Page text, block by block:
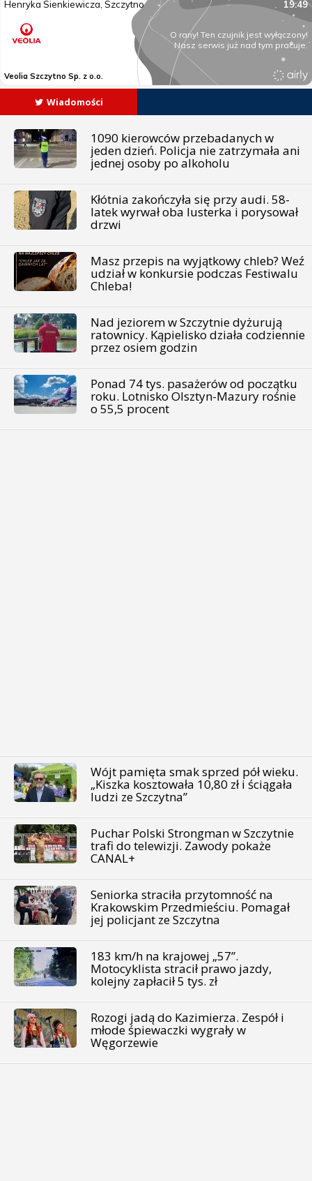
Wiadomości
1090 kierowców przebadanych w
jeden dzień. Policja nie zatrzymała ani
jednej osoby po alkoholu
Kłótnia zakończyła się przy audi. 58-
latek wyrwał oba lusterka i porysował
drzwi
Masz przepis na wyjątkowy chleb? Weź
udział w konkursie podczas Festiwalu
Chleba!
Nad jeziorem w Szczytnie dyżurują
ratownicy. Kąpielisko działa codziennie
przez osiem godzin
Ponad 74 tys. pasażerów od początku
roku. Lotnisko Olsztyn-Mazury rośnie
o 55,5 procent
Wójt pamięta smak sprzed pół wieku.
„Kiszka kosztowała 10,80 zł i ściągała
ludzi ze Szczytna”
Puchar Polski Strongman w Szczytnie
trafi do telewizji. Zawody pokaże
CANAL+
Seniorka straciła przytomność na
Krakowskim Przedmieściu. Pomagał
jej policjant ze Szczytna
183 km/h na krajowej „57”.
Motocyklista stracił prawo jazdy,
kolejny zapłacił 5 tys. zł
Rozogi jadą do Kazimierza. Zespół i
młode śpiewaczki wygrały w
Węgorzewie